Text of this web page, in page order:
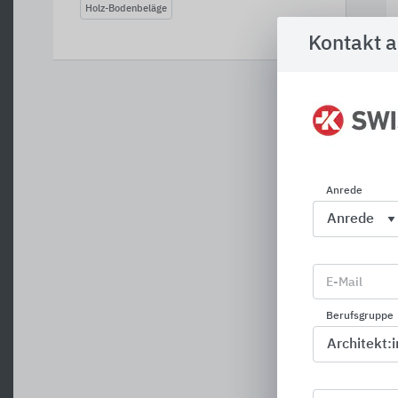
Holz-Bodenbeläge
Kontakt
Anrede
E-Mail
Berufsgruppe